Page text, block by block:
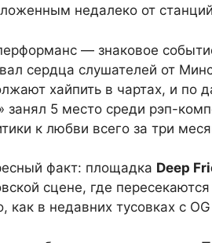
недалеко от
— знаковое
сердца слушателей от
хайпить в чартах, и по
занял 5 место среди рэп-
к любви всего за три
факт: площадка Deep
сцене, где
как в недавних тусовках с